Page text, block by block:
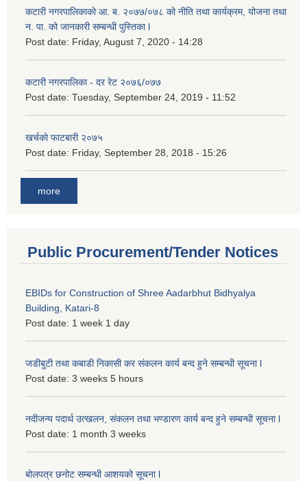
कटारी नगरपालिकाको आ. ब. २०७७/०७८ को नीति तथा कार्यक्रम, योजना तथा
न. पा. को जानकारी सम्बन्धी पुस्तिका l
Post date: Friday, August 7, 2020 - 14:28
कटारी नगरपालिका - दर रेट २०७६/०७७
Post date: Tuesday, September 24, 2019 - 11:52
खर्चको फाटबारी २०७५
Post date: Friday, September 28, 2018 - 15:26
more
Public Procurement/Tender Notices
EBIDs for Construction of Shree Aadarbhut Bidhyalya
Building, Katari-8
Post date: 1 week 1 day
जडीबुटी तथा कबाडी निकासी कर संकलन कार्य बन्द हुने सम्बन्धी सूचना l
Post date: 3 weeks 5 hours
नदीजन्य पदार्थ उत्खलन, संकलन तथा भण्डारण कार्य बन्द हुने सम्बन्धी सूचना l
Post date: 1 month 3 weeks
बोलपत्र छनोट सम्बन्धी आशयको सूचना l